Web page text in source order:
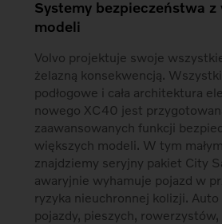
Systemy bezpieczeństwa z
modeli
Volvo projektuje swoje
żelazną konsekwencją.
podłogowe i cała architektura
nowego XC40 jest
zaawansowanych funkcji
większych modeli. W tym
znajdziemy seryjny pakiet City
awaryjnie wyhamuje pojazd w
ryzyka nieuchronnej kolizji.
pojazdy, pieszych,